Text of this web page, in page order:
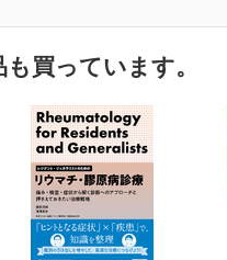
買っています。